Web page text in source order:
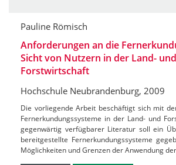
Pauline Römisch
Anforderungen an die
Sicht von Nutzern in der Land- und
Forstwirtschaft
Hochschule Neubrandenburg, 2009
Die vorliegende Arbeit beschäftigt sich mit
Fernerkundungssysteme in der Land- und
gegenwärtig verfügbarer Literatur soll ein
bereitgestellte Fernerkundungssysteme
Möglichkeiten und Grenzen der Anwendung